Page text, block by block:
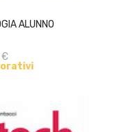
ALUNNO
€